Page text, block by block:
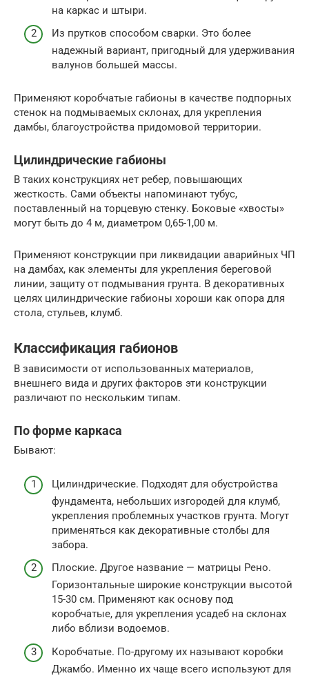
на каркас и штыри.
Из прутков способом сварки. Это более
надежный вариант, пригодный для удерживания
валунов большей массы.
Применяют коробчатые габионы в качестве подпорных
стенок на подмываемых склонах, для укрепления
дамбы, благоустройства придомовой территории.
Цилиндрические габионы
В таких конструкциях нет ребер, повышающих
жесткость. Сами объекты напоминают тубус,
поставленный на торцевую стенку. Боковые «хвосты»
могут быть до 4 м, диаметром 0,65-1,00 м.
Применяют конструкции при ликвидации аварийных ЧП
на дамбах, как элементы для укрепления береговой
линии, защиту от подмывания грунта. В декоративных
целях цилиндрические габионы хороши как опора для
стола, стульев, клумб.
Классификация габионов
В зависимости от использованных материалов,
внешнего вида и других факторов эти конструкции
различают по нескольким типам.
По форме каркаса
Бывают:
Цилиндрические. Подходят для обустройства
фундамента, небольших изгородей для клумб,
укрепления проблемных участков грунта. Могут
применяться как декоративные столбы для
забора.
Плоские. Другое название — матрицы Рено.
Горизонтальные широкие конструкции высотой
15-30 см. Применяют как основу под
коробчатые, для укрепления усадеб на склонах
либо вблизи водоемов.
Коробчатые. По-другому их называют коробки
Джамбо. Именно их чаще всего используют для